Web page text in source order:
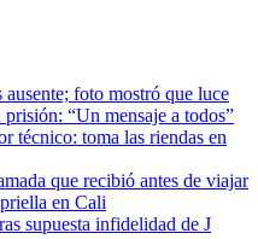
foto mostró que luce
“Un mensaje a todos”
técnico: toma las riendas en
que recibió antes de viajar
en Cali
supuesta infidelidad de J